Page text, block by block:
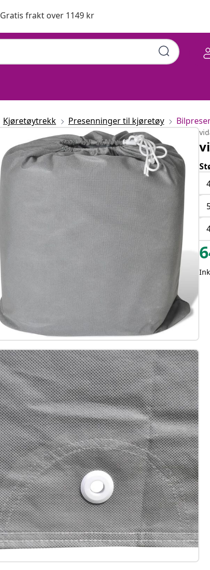
Gratis frakt over 1149 kr
Kjøretøytrekk Presenninger til kjøretøy